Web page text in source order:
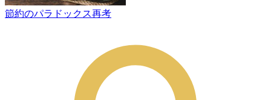
節約のパラドックス再考